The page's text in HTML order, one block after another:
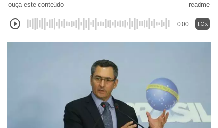
ouça este conteúdo readme
0:00 1.0x